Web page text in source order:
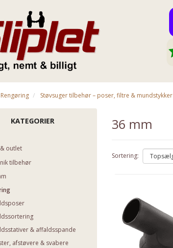
Rengøring Støvsuger tilbehør – poser, filtre & mundstykker
KATEGORIER
outlet
tilbehør
& affaldsspande
afstøvere & svabere
36 mm
Sortering: